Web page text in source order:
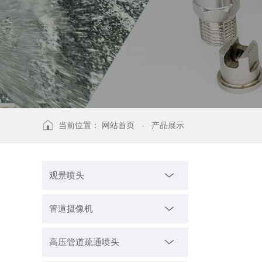
当前位置： 网站首页 - 产品展示
观景喷头
管道摄像机
高压管道疏通喷头